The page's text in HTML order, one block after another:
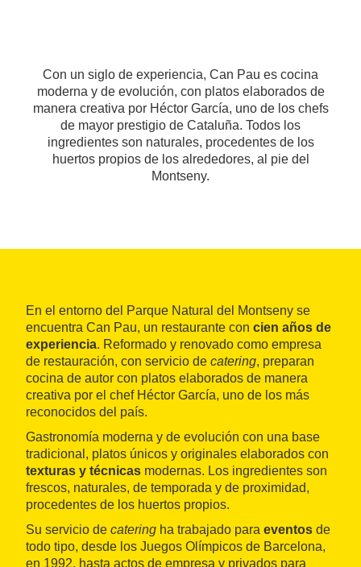
Con un siglo de experiencia, Can Pau es cocina
moderna y de evolución, con platos elaborados de
manera creativa por Héctor García, uno de los chefs
de mayor prestigio de Cataluña. Todos los
ingredientes son naturales, procedentes de los
huertos propios de los alrededores, al pie del
Montseny.
En el entorno del Parque Natural del Montseny se
encuentra Can Pau, un restaurante con cien años de
experiencia. Reformado y renovado como empresa
de restauración, con servicio de catering, preparan
cocina de autor con platos elaborados de manera
creativa por el chef Héctor García, uno de los más
reconocidos del país.
Gastronomía moderna y de evolución con una base
tradicional, platos únicos y originales elaborados con
texturas y técnicas modernas. Los ingredientes son
frescos, naturales, de temporada y de proximidad,
procedentes de los huertos propios.
Su servicio de catering ha trabajado para eventos de
todo tipo, desde los Juegos Olímpicos de Barcelona,
en 1992, hasta actos de empresa y privados para